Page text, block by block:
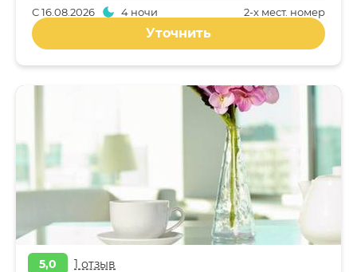
2-x мест. номер
С16.08.2026 4 ночи
Уточнить
5,0 1 отзыв